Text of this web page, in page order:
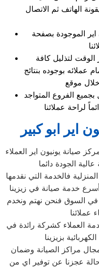
الهاتف ثم الاتصال
اير الموجودة بصفحة
لتذليل كافة
عملائه بوجوده بنتائج
موقع
الفروع المتواجد
اير ابو كبير
صيانة يونيون اير العملاء
الجودة دائما
فالخدمة التي نقدمها
خدمة صيانة في زيزينا
في السوق فنحن نهتم ونخدم
عملائنا
العملاء كشركة رائدة في
بزيزينا
مراكز الصيانة وضمان
عجزنا عن توفير اي من